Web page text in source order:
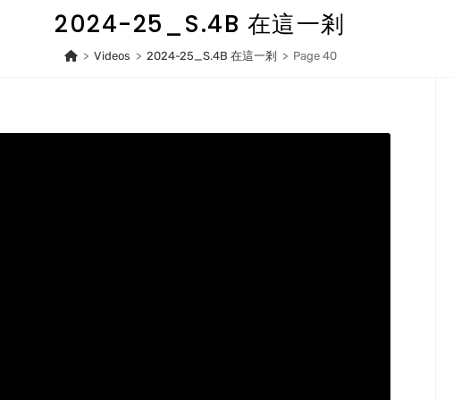
2024-25_S.4B 在這一剎
> Videos > 2024-25_S.4B 在這一剎 > Page 40